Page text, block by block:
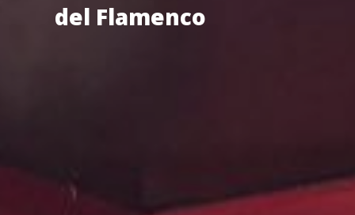
del Flamenco